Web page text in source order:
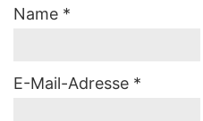
Name *
E-Mail-Adresse *